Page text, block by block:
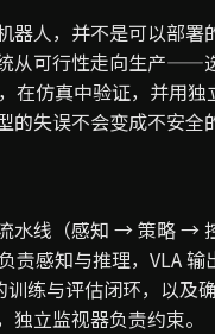
器人，并不是可以部署
从可行性走向生产——
，在仿真中验证，并用
的失误不会变成不安全
水线（感知 → 策略 →
责感知与推理，VLA
练与评估闭环，以及
立监视器负责约束。